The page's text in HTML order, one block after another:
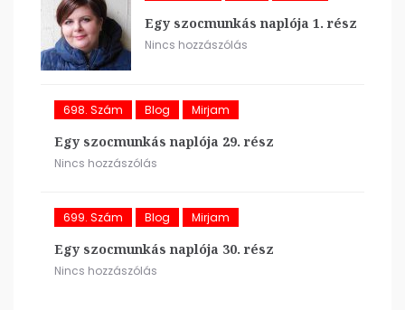
Egy szocmunkás naplója 1. rész
Nincs hozzászólás
698. Szám Blog Mirjam
Egy szocmunkás naplója 29. rész
Nincs hozzászólás
699. Szám Blog Mirjam
Egy szocmunkás naplója 30. rész
Nincs hozzászólás